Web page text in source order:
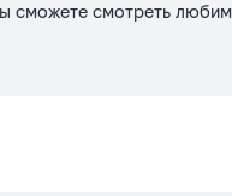
сможете смотреть